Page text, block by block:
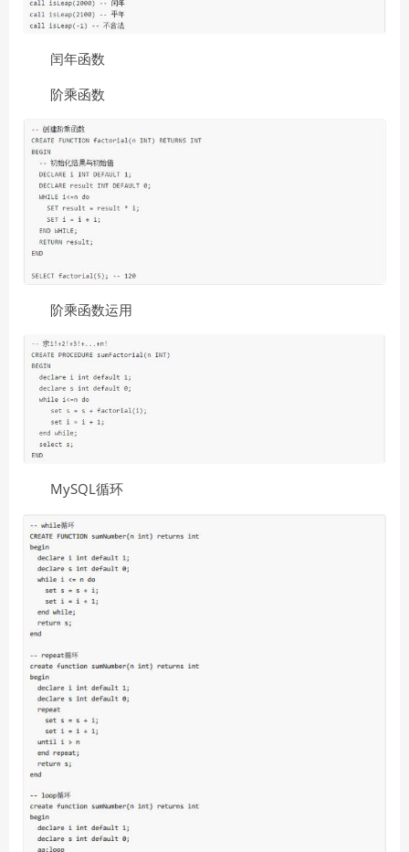
闰年函数
阶乘函数
阶乘函数运用
MySQL循环